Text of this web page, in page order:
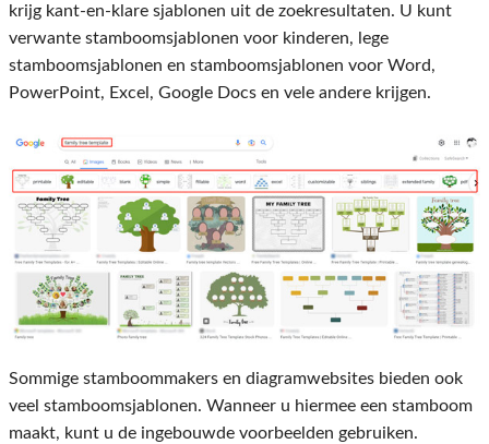
krijg kant-en-klare sjablonen uit de zoekresultaten. U kunt
verwante stamboomsjablonen voor kinderen, lege
stamboomsjablonen en stamboomsjablonen voor Word,
PowerPoint, Excel, Google Docs en vele andere krijgen.
Sommige stamboommakers en diagramwebsites bieden ook
veel stamboomsjablonen. Wanneer u hiermee een stamboom
maakt, kunt u de ingebouwde voorbeelden gebruiken.